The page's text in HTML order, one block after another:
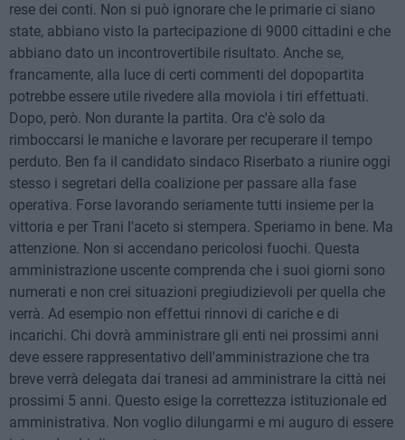
rese dei conti. Non si può ignorare che le primarie ci siano
state, abbiano visto la partecipazione di 9000 cittadini e che
abbiano dato un incontrovertibile risultato. Anche se,
francamente, alla luce di certi commenti del dopopartita
potrebbe essere utile rivedere alla moviola i tiri effettuati.
Dopo, però. Non durante la partita. Ora c'è solo da
rimboccarsi le maniche e lavorare per recuperare il tempo
perduto. Ben fa il candidato sindaco Riserbato a riunire oggi
stesso i segretari della coalizione per passare alla fase
operativa. Forse lavorando seriamente tutti insieme per la
vittoria e per Trani l'aceto si stempera. Speriamo in bene. Ma
attenzione. Non si accendano pericolosi fuochi. Questa
amministrazione uscente comprenda che i suoi giorni sono
numerati e non crei situazioni pregiudizievoli per quella che
verrà. Ad esempio non effettui rinnovi di cariche e di
incarichi. Chi dovrà amministrare gli enti nei prossimi anni
deve essere rappresentativo dell'amministrazione che tra
breve verrà delegata dai tranesi ad amministrare la città nei
prossimi 5 anni. Questo esige la correttezza istituzionale ed
amministrativa. Non voglio dilungarmi e mi auguro di essere